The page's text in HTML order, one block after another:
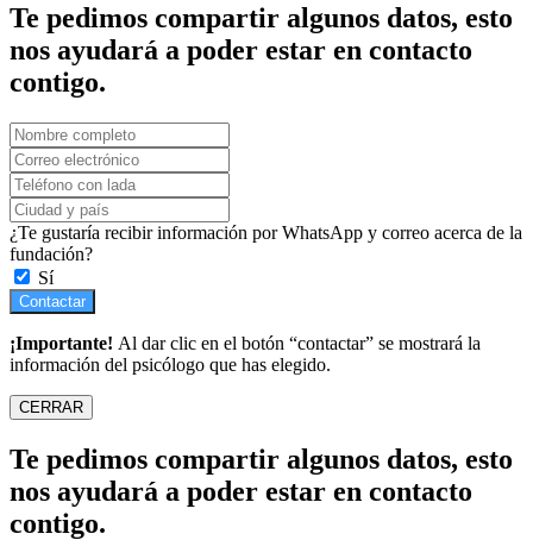
Te pedimos compartir algunos datos, esto
nos ayudará a poder estar en contacto
contigo.
¿Te gustaría recibir información por WhatsApp y correo acerca de la
fundación?
Sí
Contactar
¡Importante! Al dar clic en el botón “contactar” se mostrará la
información del psicólogo que has elegido.
CERRAR
Te pedimos compartir algunos datos, esto
nos ayudará a poder estar en contacto
contigo.